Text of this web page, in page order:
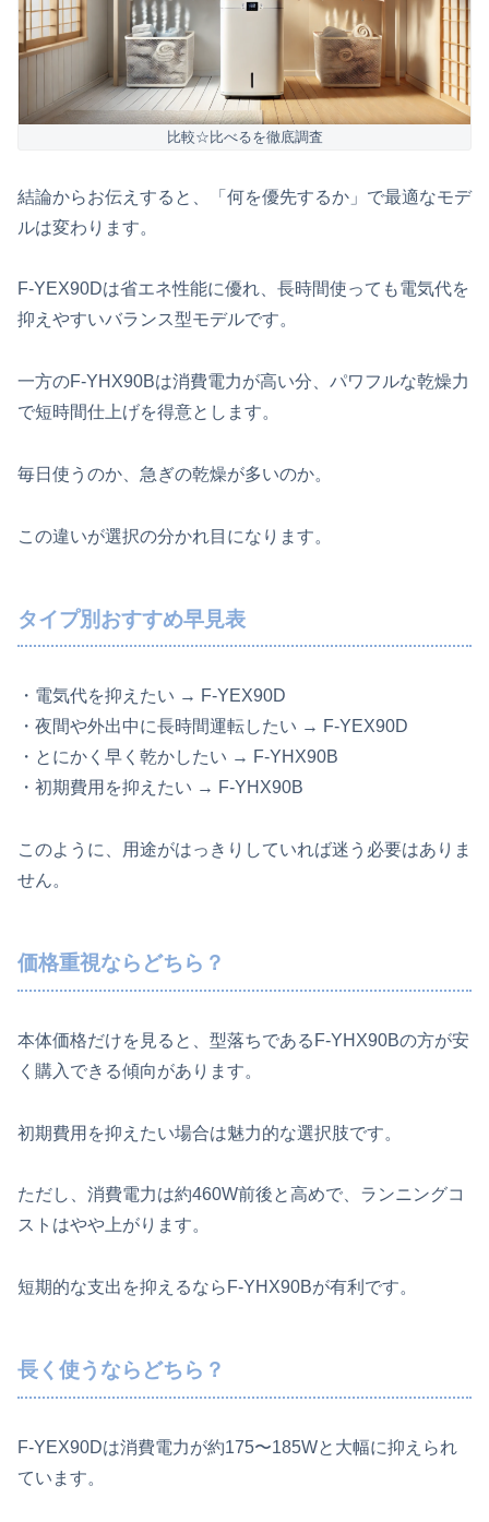
比較☆比べるを徹底調査
結論からお伝えすると、「何を優先するか」で最適なモデ
ルは変わります。
F‑YEX90Dは省エネ性能に優れ、長時間使っても電気代を
抑えやすいバランス型モデルです。
一方のF‑YHX90Bは消費電力が高い分、パワフルな乾燥力
で短時間仕上げを得意とします。
毎日使うのか、急ぎの乾燥が多いのか。
この違いが選択の分かれ目になります。
タイプ別おすすめ早見表
・電気代を抑えたい → F‑YEX90D
・夜間や外出中に長時間運転したい → F‑YEX90D
・とにかく早く乾かしたい → F‑YHX90B
・初期費用を抑えたい → F‑YHX90B
このように、用途がはっきりしていれば迷う必要はありま
せん。
価格重視ならどちら？
本体価格だけを見ると、型落ちであるF‑YHX90Bの方が安
く購入できる傾向があります。
初期費用を抑えたい場合は魅力的な選択肢です。
ただし、消費電力は約460W前後と高めで、ランニングコ
ストはやや上がります。
短期的な支出を抑えるならF‑YHX90Bが有利です。
長く使うならどちら？
F‑YEX90Dは消費電力が約175〜185Wと大幅に抑えられ
ています。